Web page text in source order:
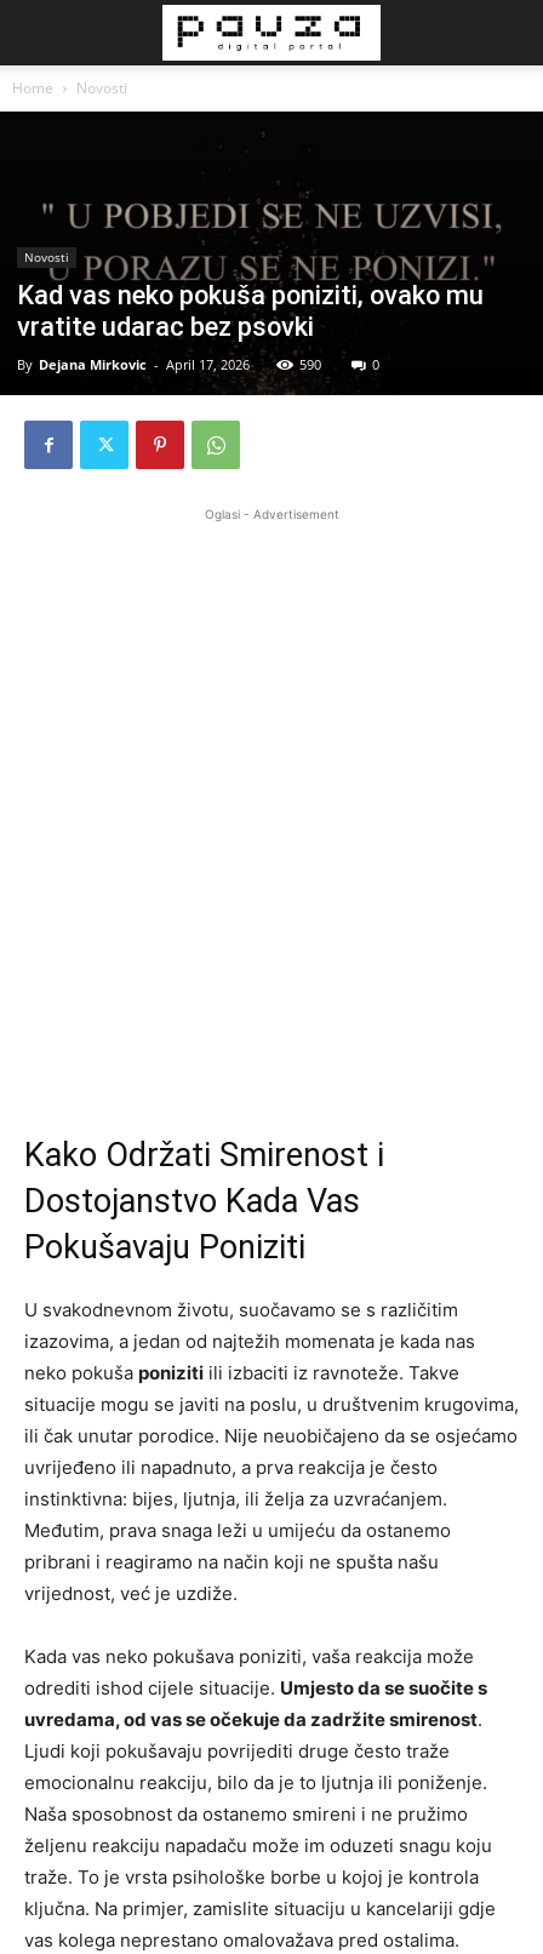
Home Novosti
Novosti
Kad vas neko pokuša poniziti, ovako mu
vratite udarac bez psovki
By Dejana Mirkovic - April 17, 2026 590 0
Oglasi - Advertisement
Kako Održati Smirenost i
Dostojanstvo Kada Vas
Pokušavaju Poniziti
U svakodnevnom životu, suočavamo se s različitim
izazovima, a jedan od najtežih momenata je kada nas
neko pokuša poniziti ili izbaciti iz ravnoteže. Takve
situacije mogu se javiti na poslu, u društvenim krugovima,
ili čak unutar porodice. Nije neuobičajeno da se osjećamo
uvrijeđeno ili napadnuto, a prva reakcija je često
instinktivna: bijes, ljutnja, ili želja za uzvraćanjem.
Međutim, prava snaga leži u umijeću da ostanemo
pribrani i reagiramo na način koji ne spušta našu
vrijednost, već je uzdiže.
Kada vas neko pokušava poniziti, vaša reakcija može
odrediti ishod cijele situacije. Umjesto da se suočite s
uvredama, od vas se očekuje da zadržite smirenost.
Ljudi koji pokušavaju povrijediti druge često traže
emocionalnu reakciju, bilo da je to ljutnja ili poniženje.
Naša sposobnost da ostanemo smireni i ne pružimo
željenu reakciju napadaču može im oduzeti snagu koju
traže. To je vrsta psihološke borbe u kojoj je kontrola
ključna. Na primjer, zamislite situaciju u kancelariji gdje
vas kolega neprestano omalovažava pred ostalima.